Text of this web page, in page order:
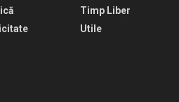
Timp Liber
Utile